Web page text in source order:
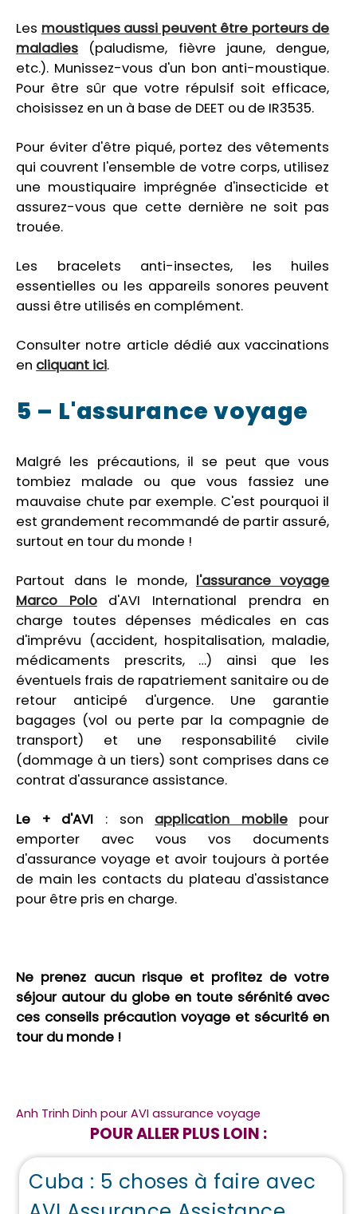
Les moustiques aussi peuvent être porteurs de
maladies (paludisme, fièvre jaune, dengue,
etc.). Munissez-vous d'un bon anti-moustique.
Pour être sûr que votre répulsif soit efficace,
choisissez en un à base de DEET ou de IR3535.
Pour éviter d'être piqué, portez des vêtements
qui couvrent l'ensemble de votre corps, utilisez
une moustiquaire imprégnée d'insecticide et
assurez-vous que cette dernière ne soit pas
trouée.
Les bracelets anti-insectes, les huiles
essentielles ou les appareils sonores peuvent
aussi être utilisés en complément.
Consulter notre article dédié aux vaccinations
en cliquant ici.
5 – L'assurance voyage
Malgré les précautions, il se peut que vous
tombiez malade ou que vous fassiez une
mauvaise chute par exemple. C'est pourquoi il
est grandement recommandé de partir assuré,
surtout en tour du monde !
Partout dans le monde, l'assurance voyage
Marco Polod'AVI International prendra en
charge toutes dépenses médicales en cas
d'imprévu (accident, hospitalisation, maladie,
médicaments prescrits, …) ainsi que les
éventuels frais de rapatriement sanitaire ou de
retour anticipé d'urgence. Une garantie
bagages (vol ou perte par la compagnie de
transport) et une responsabilité civile
(dommage à un tiers) sont comprises dans ce
contrat d'assurance assistance.
Le + d'AVI : son application mobilepour
emporter avec vous vos documents
d'assurance voyage et avoir toujours à portée
de main les contacts du plateau d'assistance
pour être pris en charge.
Ne prenez aucun risque et profitez de votre
séjour autour du globe en toute sérénité avec
ces conseils précaution voyage et sécurité en
tour du monde !
Anh Trinh Dinh pour AVI assurance voyage
POUR ALLER PLUS LOIN :
Cuba : 5 choses à faire avec